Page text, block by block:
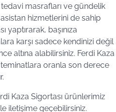
masrafları ve gündelik
hizmetlerini de sahip
yaptırarak, başınıza
karşı sadece kendinizi değil
altına alabilirsiniz. Ferdi Kaza
teminatlara oranla son derece
Kaza Sigortası ürünlerimiz
iletişime geçebilirsiniz.